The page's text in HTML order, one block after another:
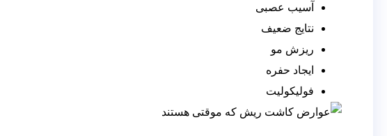
کاشت مو
آسیب عصبی
نتایج ضعیف
ریزش مو
ایجاد حفره
فولیکولیت